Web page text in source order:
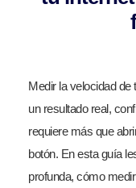
Medir la velocidad de
un resultado real,
requiere más que
botón. En esta guía
profunda, cómo